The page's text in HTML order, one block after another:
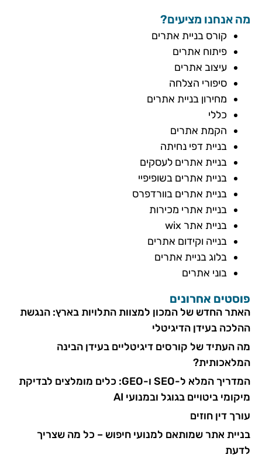
מה אנחנו מציעים?
קורס בניית אתרים
פיתוח אתרים
עיצוב אתרים
סיפורי הצלחה
מחירון בניית אתרים
כללי
הקמת אתרים
בניית דפי נחיתה
בניית אתרים לעסקים
בניית אתרים בשופיפיי
בניית אתרים בוורדפרס
בניית אתרי מכירות
בניית אתר wix
בנייה וקידום אתרים
בלוג בניית אתרים
בוני אתרים
פוסטים אחרונים
האתר החדש של המכון למצוות התלויות בארץ: הנגשת
ההלכה בעידן הדיגיטלי
מה העתיד של קורסים דיגיטליים בעידן הבינה
המלאכותית?
המדריך המלא ל-SEO ו-GEO: כלים מומלצים לבדיקת
מיקומי ביטויים בגוגל ובמנועי AI
עורך דין חוזים
בניית אתר שמותאם למנועי חיפוש – כל מה שצריך
לדעת